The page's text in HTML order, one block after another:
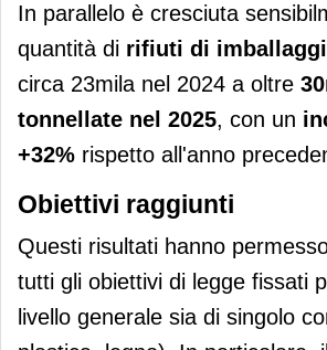
In parallelo è cresciuta
quantità di rifiuti di
circa 23mila nel 2024 a oltre
tonnellate nel 2025, con un
+32% rispetto all'anno
Obiettivi raggiunti
Questi risultati hanno
tutti gli obiettivi di legge fissati
livello generale sia di singolo